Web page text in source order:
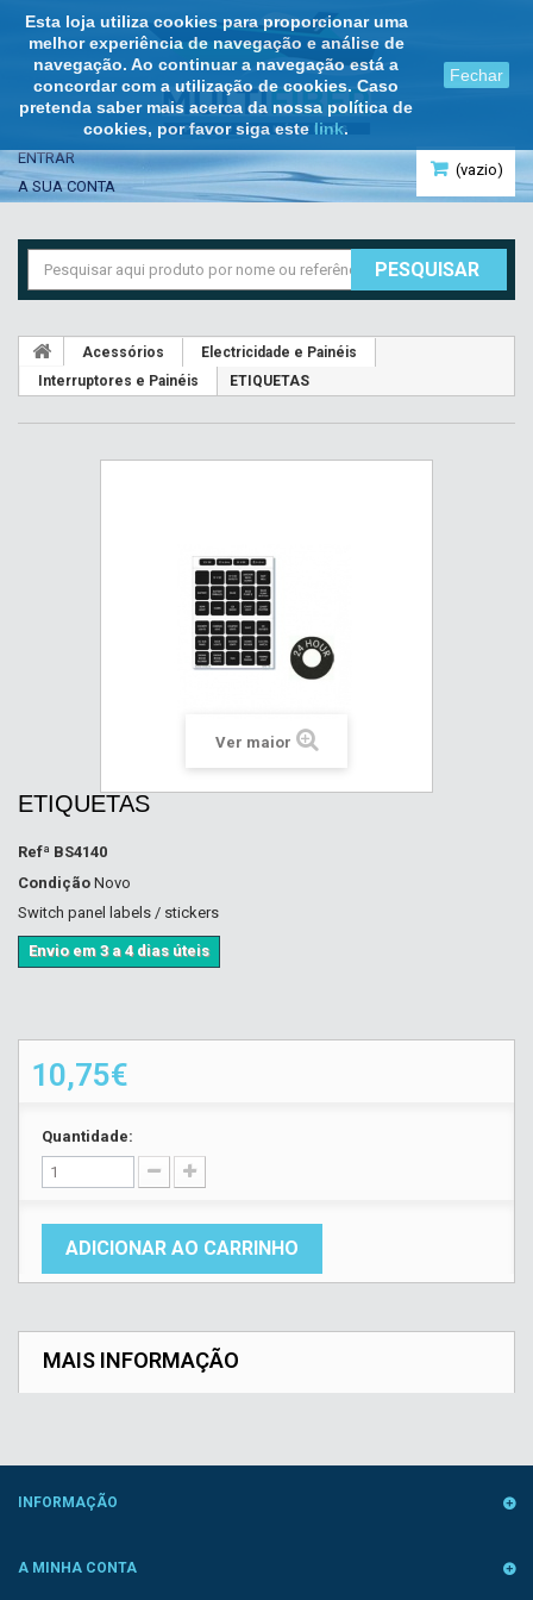
Esta loja utiliza cookies para proporcionar uma
melhor experiência de navegação e análise de
navegação. Ao continuar a navegação está a
concordar com a utilização de cookies. Caso
pretenda saber mais acerca da nossa política de
cookies, por favor siga este link.
Fechar
(vazio)
ENTRAR
A SUA CONTA
PESQUISAR
Acessórios
Electricidade e Painéis
Interruptores e Painéis
ETIQUETAS
Ver maior
ETIQUETAS
Refª BS4140
Condição Novo
Switch panel labels / stickers
Envio em 3 a 4 dias úteis
10,75€
Quantidade:
ADICIONAR AO CARRINHO
MAIS INFORMAÇÃO
INFORMAÇÃO
A MINHA CONTA